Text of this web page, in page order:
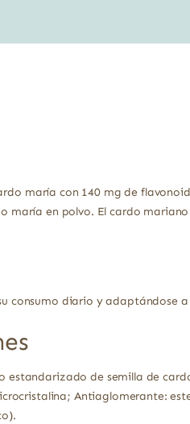
maría con 140 mg de
en polvo. El cardo
consumo diario y adaptándose
de semilla de
Antiaglomerante: